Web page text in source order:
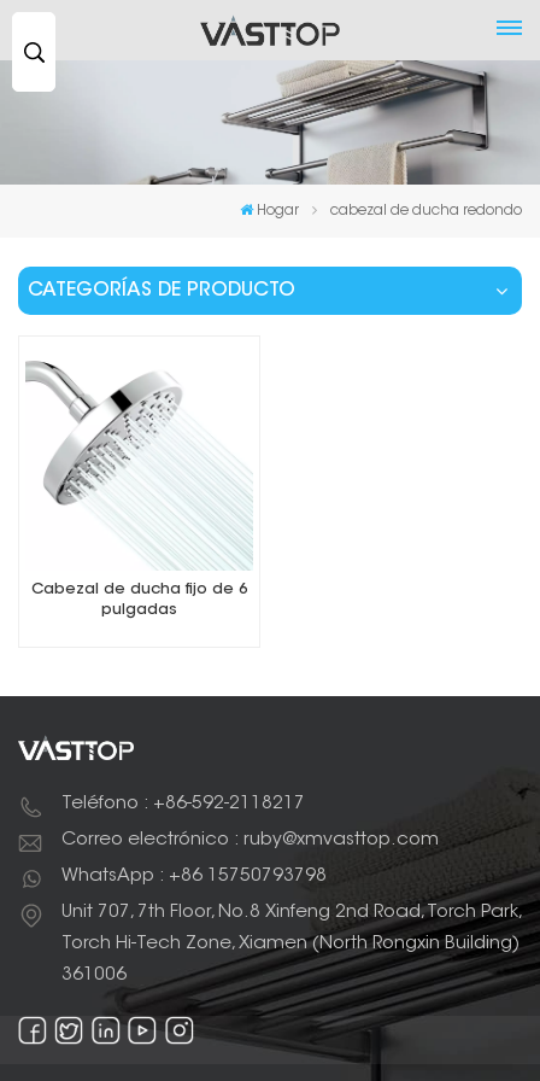
Hogar cabezal de ducha redondo
CATEGORÍAS DE PRODUCTO
Cabezal de ducha fijo de 6
pulgadas
Teléfono : +86-592-2118217
Correo electrónico : ruby@xmvasttop.com
WhatsApp : +86 15750793798
Unit 707, 7th Floor, No.8 Xinfeng 2nd Road, Torch Park,
Torch Hi-Tech Zone, Xiamen (North Rongxin Building)
361006